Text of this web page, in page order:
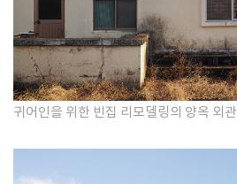
귀어인을 위한 빈집 리모델링의 양옥 외관